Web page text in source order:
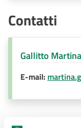
Contatti
Gallitto Martina
E-mail: